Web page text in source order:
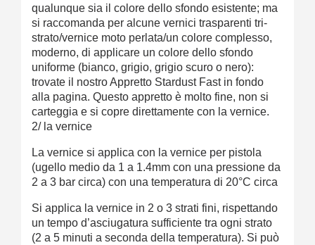
qualunque sia il colore dello sfondo esistente; ma
si raccomanda per alcune vernici trasparenti tri-
strato/vernice moto perlata/un colore complesso,
moderno, di applicare un colore dello sfondo
uniforme (bianco, grigio, grigio scuro o nero):
trovate il nostro Appretto Stardust Fast in fondo
alla pagina. Questo appretto è molto fine, non si
carteggia e si copre direttamente con la vernice.
2/ la vernice
La vernice si applica con la vernice per pistola
(ugello medio da 1 a 1.4mm con una pressione da
2 a 3 bar circa) con una temperatura di 20°C circa
Si applica la vernice in 2 o 3 strati fini, rispettando
un tempo d’asciugatura sufficiente tra ogni strato
(2 a 5 minuti a seconda della temperatura). Si può